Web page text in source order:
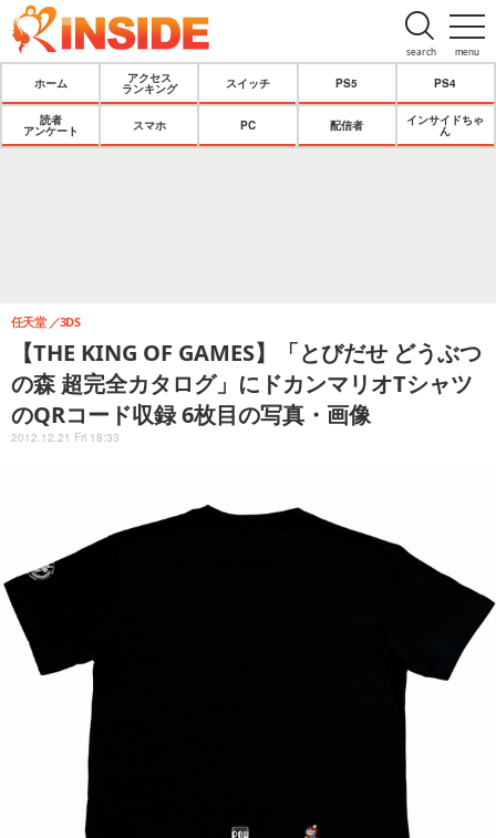
menu
search
ホーム
アクセス
ランキング
スイッチ PS5 PS4
読者
アンケート
スマホ PC 配信者
インサイドちゃ
ん
【THE KING OF GAMES】「とびだせ どうぶつ
の森 超完全カタログ」にドカンマリオTシャツ
のQRコード収録 6枚目の写真・画像
任天堂 3DS
2012.12.21 Fri 18:33